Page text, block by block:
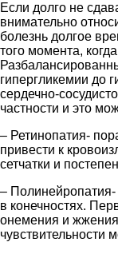
Если долго не
внимательно
болезнь долгое
того момента,
гипергликемии до
сердечно-
частности и это
– Ретинопатия-
привести к
сетчатки и
– Полинейропатия-
в конечностях.
онемения и жжения
чувствительности